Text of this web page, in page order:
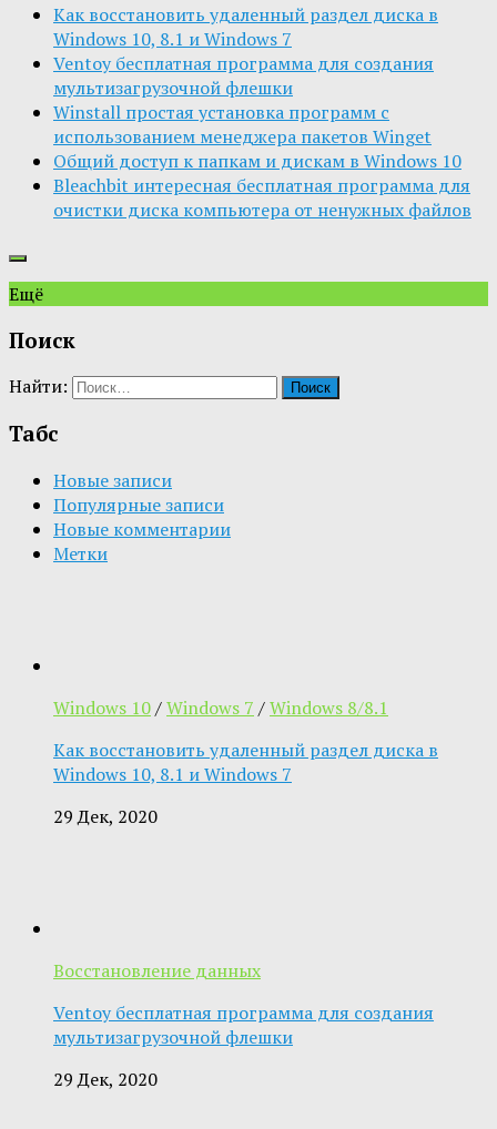
Как восстановить удаленный раздел диска в
Windows 10, 8.1 и Windows 7
Ventoy бесплатная программа для создания
мультизагрузочной флешки
Winstall простая установка программ с
использованием менеджера пакетов Winget
Общий доступ к папкам и дискам в Windows 10
Bleachbit интересная бесплатная программа для
очистки диска компьютера от ненужных файлов
Ещё
Поиск
Найти:
Табс
Новые записи
Популярные записи
Новые комментарии
Метки
Windows 10/Windows 7 /Windows 8/8.1
Как восстановить удаленный раздел диска в
Windows 10, 8.1 и Windows 7
29 Дек, 2020
Восстановление данных
Ventoy бесплатная программа для создания
мультизагрузочной флешки
29 Дек, 2020